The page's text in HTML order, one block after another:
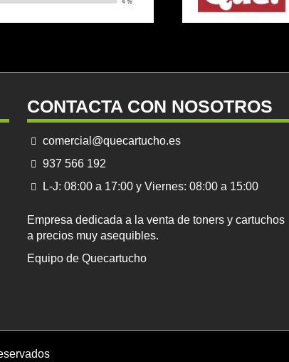
CONTACTA CON NOSOTROS
comercial@quecartucho.es
937 566 192
L-J: 08:00 a 17:00 y Viernes: 08:00 a 15:00
Empresa dedicada a la venta de toners y cartuchos
a precios muy asequibles.
Equipo de Quecartucho